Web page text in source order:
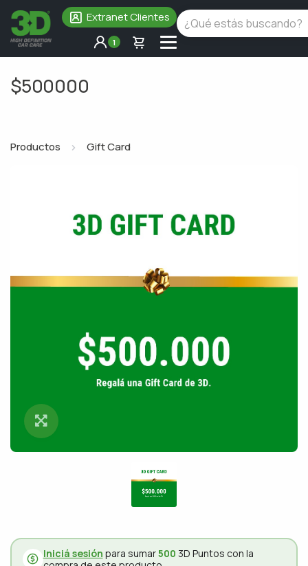
Extranet Clientes
1
$500000
Productos Gift Card
Iniciá sesión para sumar500 3D Puntos con la